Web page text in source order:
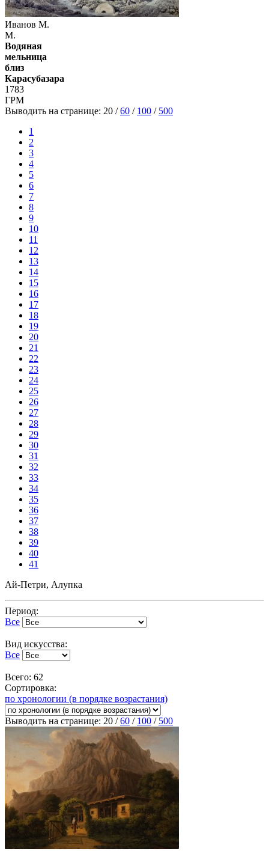
Иванов М.
М.
Водяная
мельница
близ
Карасубазара
1783
ГРМ
Выводить на странице: 20 /60 / 100 / 500
1
2
3
4
5
6
7
8
9
10
11
12
13
14
15
16
17
18
19
20
21
22
23
24
25
26
27
28
29
30
31
32
33
34
35
36
37
38
39
40
41
Ай-Петри, Алупка
Период:
Все
Вид искусства:
Все
Всего: 62
Сортировка:
по хронологии (в порядке возрастания)
Выводить на странице: 20 /60 / 100 / 500